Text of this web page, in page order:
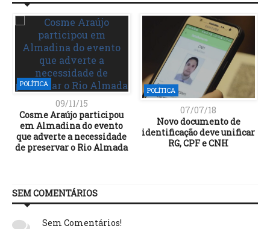
POLÍTICA
09/11/15
Cosme Araújo participou
em Almadina do evento
que adverte a necessidade
de preservar o Rio Almada
POLÍTICA
07/07/18
Novo documento de
identificação deve unificar
RG, CPF e CNH
SEM COMENTÁRIOS
Sem Comentários!